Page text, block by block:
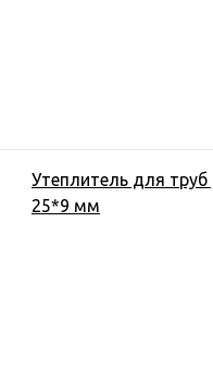
Утеплитель для
25*9 мм